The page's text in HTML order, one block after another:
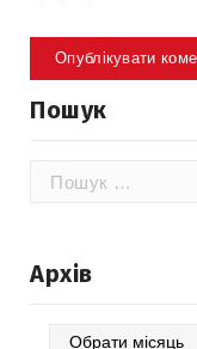
Пошук
Пошук:
Архів
Архів